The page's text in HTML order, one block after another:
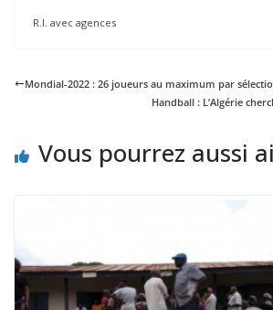
R.I. avec agences
Mondial-2022 : 26 joueurs au maximum par
Handball : L’Algérie
Vous pourrez aussi